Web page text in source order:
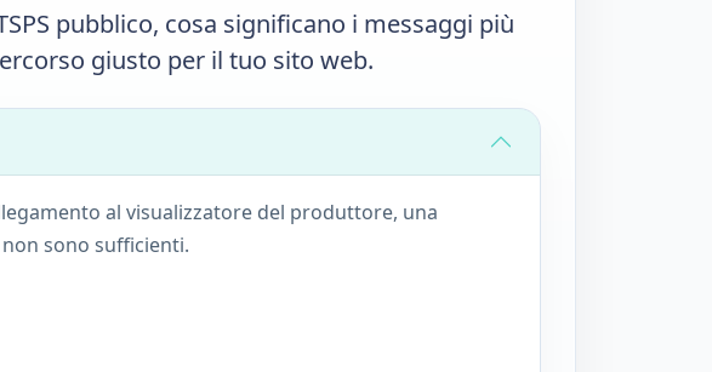
pubblico, cosa significano i messaggi più
giusto per il tuo sito web.
al visualizzatore del produttore, una
sono sufficienti.